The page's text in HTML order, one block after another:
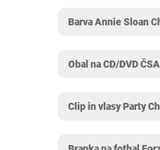
Barva Annie Sloan
Obal na CD/DVD
Clip in vlasy Party